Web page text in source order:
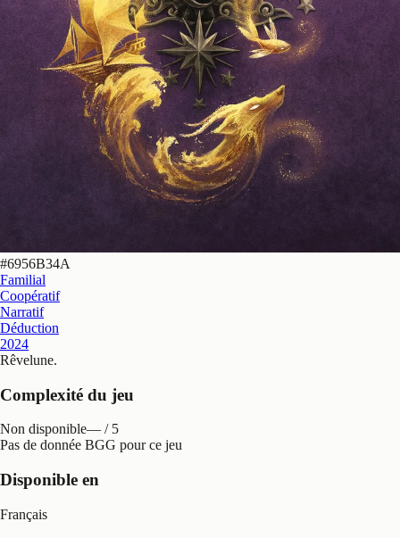
#6956B34A
Familial
Coopératif
Narratif
Déduction
2024
Rêvelune.
Complexité du jeu
Non disponible— / 5
Pas de donnée BGG pour ce jeu
Disponible en
Français